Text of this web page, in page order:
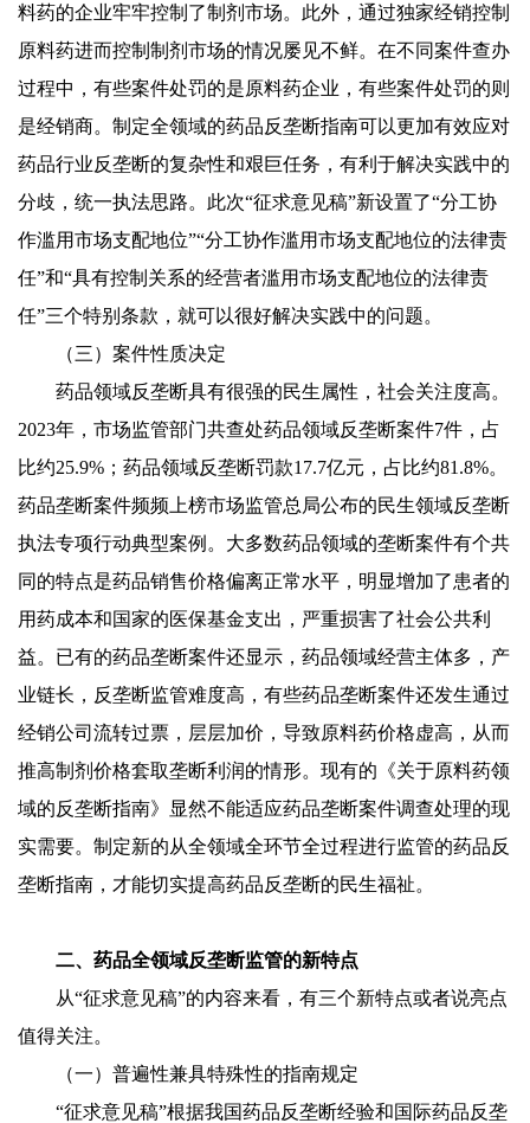
料药的企业牢牢控制了制剂市场。此外，通过独家经销控制
原料药进而控制制剂市场的情况屡见不鲜。在不同案件查办
过程中，有些案件处罚的是原料药企业，有些案件处罚的则
是经销商。制定全领域的药品反垄断指南可以更加有效应对
药品行业反垄断的复杂性和艰巨任务，有利于解决实践中的
分歧，统一执法思路。此次“征求意见稿”新设置了“分工协
作滥用市场支配地位”“分工协作滥用市场支配地位的法律责
任”和“具有控制关系的经营者滥用市场支配地位的法律责
任”三个特别条款，就可以很好解决实践中的问题。
（三）案件性质决定
药品领域反垄断具有很强的民生属性，社会关注度高。
2023年，市场监管部门共查处药品领域反垄断案件7件，占
比约25.9%；药品领域反垄断罚款17.7亿元，占比约81.8%。
药品垄断案件频频上榜市场监管总局公布的民生领域反垄断
执法专项行动典型案例。大多数药品领域的垄断案件有个共
同的特点是药品销售价格偏离正常水平，明显增加了患者的
用药成本和国家的医保基金支出，严重损害了社会公共利
益。已有的药品垄断案件还显示，药品领域经营主体多，产
业链长，反垄断监管难度高，有些药品垄断案件还发生通过
经销公司流转过票，层层加价，导致原料药价格虚高，从而
推高制剂价格套取垄断利润的情形。现有的《关于原料药领
域的反垄断指南》显然不能适应药品垄断案件调查处理的现
实需要。制定新的从全领域全环节全过程进行监管的药品反
垄断指南，才能切实提高药品反垄断的民生福祉。
二、药品全领域反垄断监管的新特点
从“征求意见稿”的内容来看，有三个新特点或者说亮点
值得关注。
（一）普遍性兼具特殊性的指南规定
“征求意见稿”根据我国药品反垄断经验和国际药品反垄